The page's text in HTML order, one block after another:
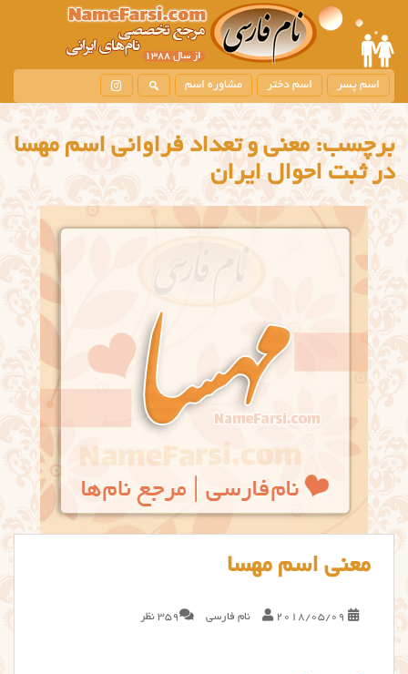
m
i
c
n
t
اسم پسر اسم دختر مشاوره اسم
برچسب:معنی و تعداد فراوانی اسم مهسا
در ثبت احوال ایران
معنی اسم مهسا
2018/05/09 نام فارسی 359 نظر